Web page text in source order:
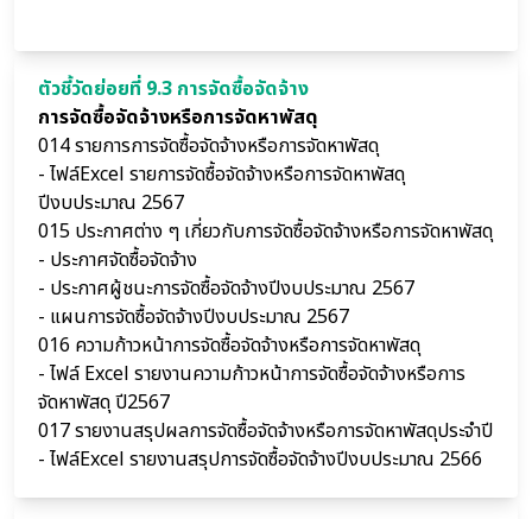
ตัวชี้วัดย่อยที่ 9.3 การจัดซื้อจัดจ้าง
การจัดซื้อจัดจ้างหรือการจัดหาพัสดุ
014 รายการการจัดซื้อจัดจ้างหรือการจัดหาพัสดุ
- ไฟล์Excel รายการจัดซื้อจัดจ้างหรือการจัดหาพัสดุ
ปีงบประมาณ 2567
015 ประกาศต่าง ๆ เกี่ยวกับการจัดซื้อจัดจ้างหรือการจัดหาพัสดุ
- ประกาศจัดซื้อจัดจ้าง
- ประกาศผู้ชนะการจัดซื้อจัดจ้างปีงบประมาณ 2567
- แผนการจัดซื้อจัดจ้างปีงบประมาณ 2567
016 ความก้าวหน้าการจัดซื้อจัดจ้างหรือการจัดหาพัสดุ
- ไฟล์ Excel รายงานความก้าวหน้าการจัดซื้อจัดจ้างหรือการ
จัดหาพัสดุ ปี2567
017 รายงานสรุปผลการจัดซื้อจัดจ้างหรือการจัดหาพัสดุประจำปี
- ไฟล์Excel รายงานสรุปการจัดซื้อจัดจ้างปีงบประมาณ 2566